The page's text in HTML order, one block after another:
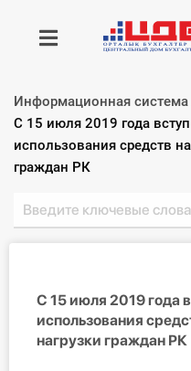
Получить
Купить доступ
Главная ИС
Консультации
Правовая база
Информационная система
Текущий:
С 15 июля 2019 года
использования средств
граждан РК
С 15 июля 2019 года
использования
нагрузки граждан РК